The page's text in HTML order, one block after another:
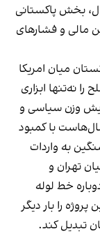
بخش پاکستانی
مالی و فشارهای
میان امریکا
را نه‌تنها ابزاری
وزن سیاسی و
با کمبود
به واردات
تهران و
خط لوله
را بار دیگر
تبدیل کند.